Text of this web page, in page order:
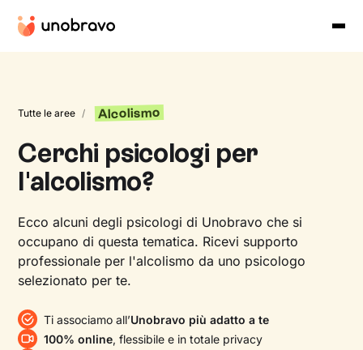
Tutte le aree / Alcolismo
Cerchi psicologi per
l'alcolismo?
Ecco alcuni degli psicologi di Unobravo che si
occupano di questa tematica. Ricevi supporto
professionale per l'alcolismo da uno psicologo
selezionato per te.
Ti associamo all’Unobravo più adatto a te
100% online, flessibile e in totale privacy